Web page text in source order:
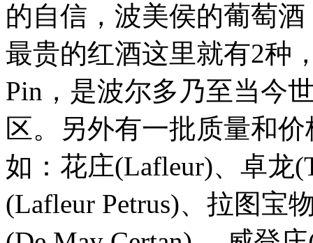
的自信，波美侯的葡萄
最贵的红酒这里就有2种
Pin， 是波尔多乃至当今
区。
另外有一批质量和
如：花庄(Lafleur)、卓龙
(Lafleur Petrus)、拉图宝